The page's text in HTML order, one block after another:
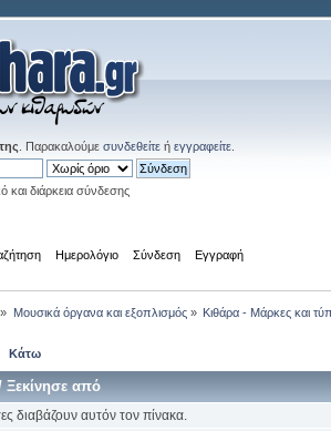
. Παρακαλούμε συνδεθείτε ή εγγραφείτε
διάρκεια σύνδεσης
Ημερολόγιο Σύνδεση Εγγραφή
» Μουσικά όργανα και εξοπλισμός» Κιθάρα - Μάρκες και
Κάτω
Ξεκίνησε από
διαβάζουν αυτόν τον πίνακα.